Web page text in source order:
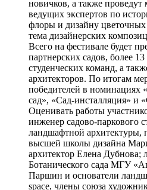
новичков, а также проведут
ведущих экспертов по
флоры и дизайну
тема дизайнерских
Всего на фестивале будет
партнерских садов, более
студенческих команд, а
архитекторов. По итогам
победителей в номинациях
сад», «Сад-инсталляция» и
Оценивать работы
инженер садово-паркового
ландшафтной архитектуры,
высшей школы дизайна
архитектор Елена Дубнова;
Ботанического сада МГУ
Паршин и основатели
space, члены союза